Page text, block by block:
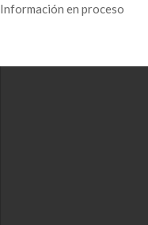
Información en proceso